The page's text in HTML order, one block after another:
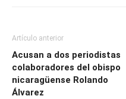
Artículo anterior
Acusan a dos periodistas
colaboradores del obispo
nicaragüense Rolando
Álvarez